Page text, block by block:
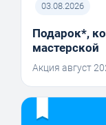
03.08.2026
Подарок*,
мастерской
Акция август